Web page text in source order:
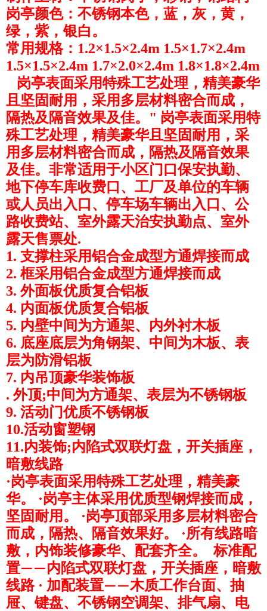
岗亭颜色：不锈钢本色，蓝，灰，黄，
绿，紫，银白。
常用规格：1.2×1.5×2.4m 1.5×1.7×2.4m
1.5×1.5×2.4m 1.7×2.0×2.4m 1.8×1.8×2.4m
岗亭表面采用特殊工艺处理，精美豪华
且坚固耐用，采用多层材料密合而成，
隔热及隔音效果及佳。" 岗亭表面采用特
殊工艺处理，精美豪华且坚固耐用，采
用多层材料密合而成，隔热及隔音效果
及佳。非常适用于小区门口保安执勤、
地下停车库收费口、工厂及单位的车辆
或人员出入口、停车场车辆出入口、公
路收费站、室外露天治安执勤点、室外
露天售票处.
1. 支撑柱采用铝合金成型方通焊接而成
2. 框采用铝合金成型方通焊接而成
3. 外面板优质复合铝板
4. 内面板优质复合铝板
5. 内壁中间为方通架、内外衬木板
6. 底座底层为角钢架、中间为木板、表
层为防滑铝板
7. 内吊顶豪华装饰板
. 外顶;中间为方通架、表层为不锈钢板
9. 活动门优质不锈钢板
10.活动窗塑钢
11.内装饰;内陷式双联灯盘，开关插座，
暗敷线路
·岗亭表面采用特殊工艺处理，精美豪
华。 ·岗亭主体采用优质型钢焊接而成，
坚固耐用。 ·岗亭顶部采用多层材料密合
而成，隔热、隔音效果好。 ·所有线路暗
敷，内饰装修豪华、配套齐全。 标准配
置——内陷式双联灯盘，开关插座，暗敷
线路 · 加配装置——木质工作台面、抽
屉、键盘、不锈钢空调架、排气扇、电